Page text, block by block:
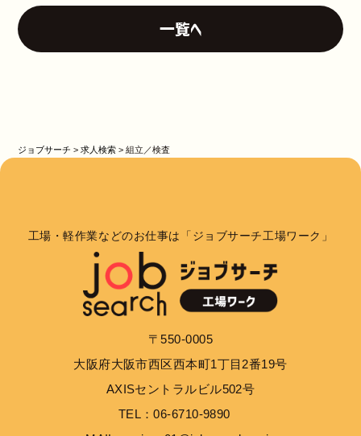
一覧へ
ジョブサーチ >求人検索 >組立／検査
工場・軽作業などのお仕事は「ジョブサーチ工場ワーク」
〒550-0005
大阪府大阪市西区西本町1丁目2番19号
AXISセントラルビル502号
TEL：06-6710-9890